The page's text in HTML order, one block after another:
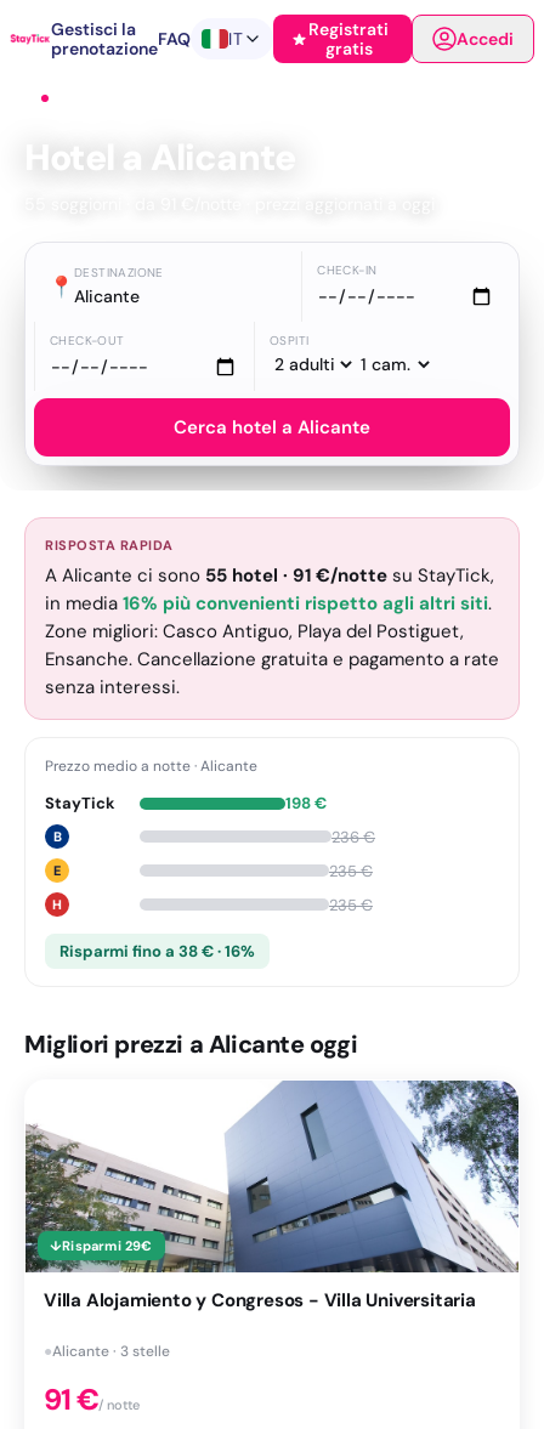
Gestisci la
prenotazioneFAQ IT
Registrati
gratis
Accedi
Hotel a Alicante
📍 DESTINAZIONE
Alicante
CHECK-IN
CHECK-OUT OSPITI
Cerca hotel a Alicante
RISPOSTA RAPIDA
A Alicante ci sono 55 hotel · 91 €/notte su StayTick,
in media 16% più convenienti rispetto agli altri siti.
Zone migliori: Casco Antiguo, Playa del Postiguet,
Ensanche. Cancellazione gratuita e pagamento a rate
senza interessi.
Prezzo medio a notte·Alicante
StayTick 198€
B 236€
E 235€
H 235€
Risparmi fino a 38 € · 16%
Migliori prezzi a Alicante oggi
↓Risparmi 29€
Villa Alojamiento y Congresos - Villa Universitaria
●Alicante · 3 stelle
91€/ notte